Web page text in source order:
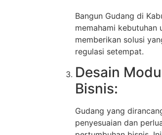
Bangun Gudang di
memahami kebutuhan
memberikan solusi
regulasi setempat.
Desain
Bisnis:
Gudang yang
penyesuaian dan